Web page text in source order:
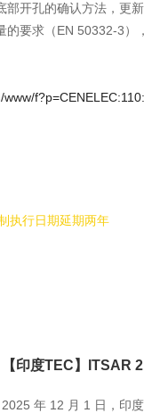
开孔的确认方法，更
要求（EN 50332-3
执行日期延期两年
【印度TEC】ITSAR
2025 年 12 月 1 日，印